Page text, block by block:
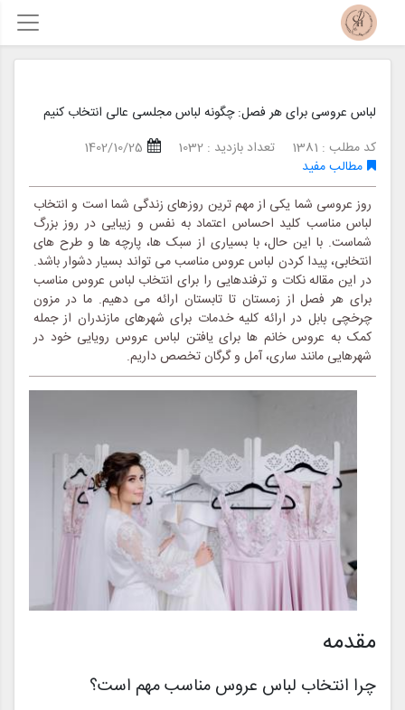
لباس عروسی برای هر فصل: چگونه لباس مجلسی عالی انتخاب کنیم
کد مطلب : 1381
تعداد بازدید : 1032
1402/10/25
مطالب مفید
روز عروسی شما یکی از مهم ترین روزهای زندگی شما است و انتخاب
لباس مناسب کلید احساس اعتماد به نفس و زیبایی در روز بزرگ
شماست. با این حال، با بسیاری از سبک ها، پارچه ها و طرح های
انتخابی، پیدا کردن لباس عروس مناسب می تواند بسیار دشوار باشد.
در این مقاله نکات و ترفندهایی را برای انتخاب لباس عروس مناسب
برای هر فصل از زمستان تا تابستان ارائه می دهیم. ما در مزون
چرخچی بابل در ارائه کلیه خدمات برای شهرهای مازندران از جمله
کمک به عروس خانم ها برای یافتن لباس عروس رویایی خود در
شهرهایی مانند ساری، آمل و گرگان تخصص داریم.
مقدمه
چرا انتخاب لباس عروس مناسب مهم است؟